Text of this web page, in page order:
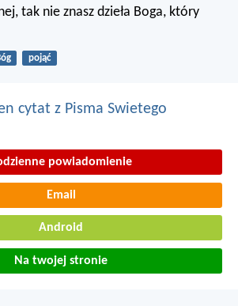
tak nie znasz dzieła Boga, który
pojąć
cytat z Pisma Swietego
powiadomienie
Email
Android
Na twojej stronie